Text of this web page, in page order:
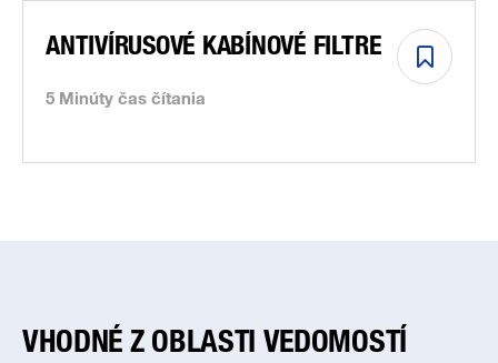
5 Minúty čas čítania
ANTIVÍRUSOVÉ KABÍNOVÉ FILTRE
VHODNÉ Z OBLASTI VEDOMOSTÍ